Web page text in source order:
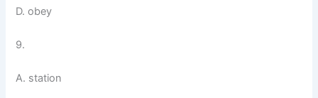
D. obey
9.
A. station